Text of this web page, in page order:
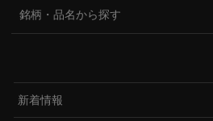
銘柄・品名から探す
新着情報